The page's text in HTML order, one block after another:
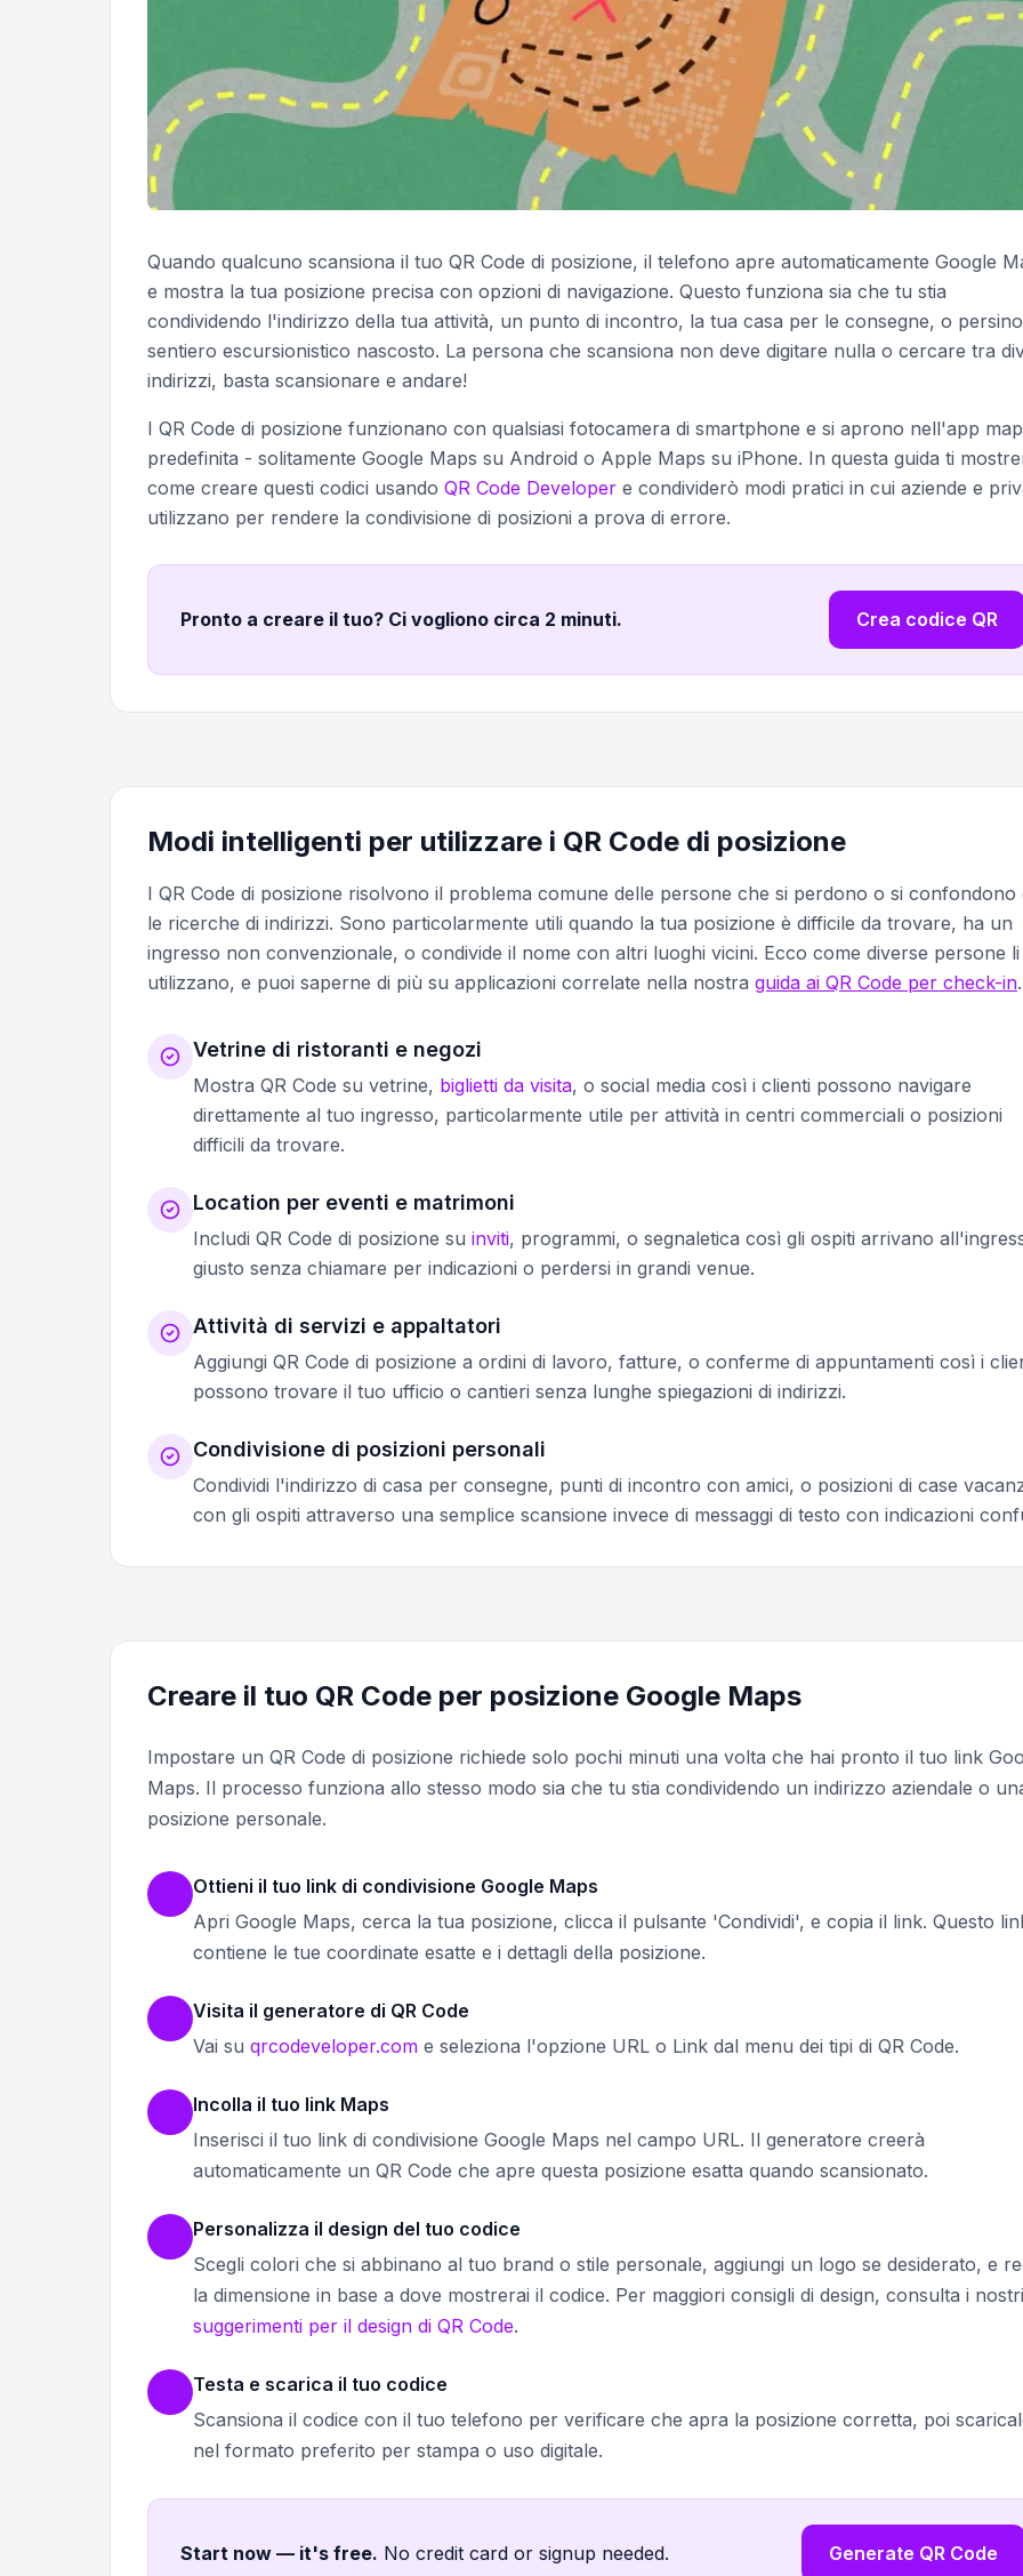
Quando qualcuno scansiona il tuo QR Code di posizione, il telefono apre automaticamente Google
e mostra la tua posizione precisa con opzioni di navigazione. Questo funziona sia che tu stia
condividendo l'indirizzo della tua attività, un punto di incontro, la tua casa per le consegne, o
sentiero escursionistico nascosto. La persona che scansiona non deve digitare nulla o cercare tra
indirizzi, basta scansionare e andare!
I QR Code di posizione funzionano con qualsiasi fotocamera di smartphone e si aprono nell'app
predefinita - solitamente Google Maps su Android o Apple Maps su iPhone. In questa guida ti
come creare questi codici usando QR Code Developer e condividerò modi pratici in cui aziende e
utilizzano per rendere la condivisione di posizioni a prova di errore.
Pronto a creare il tuo? Ci vogliono circa 2 minuti. Crea codice QR
Modi intelligenti per utilizzare i QR Code di posizione
I QR Code di posizione risolvono il problema comune delle persone che si perdono o si confondono
le ricerche di indirizzi. Sono particolarmente utili quando la tua posizione è difficile da trovare, ha un
ingresso non convenzionale, o condivide il nome con altri luoghi vicini. Ecco come diverse persone li
utilizzano, e puoi saperne di più su applicazioni correlate nella nostra guida ai QR Code per check-in.
Vetrine di ristoranti e negozi
Mostra QR Code su vetrine, biglietti da visita, o social media così i clienti possono navigare
direttamente al tuo ingresso, particolarmente utile per attività in centri commerciali o posizioni
difficili da trovare.
Location per eventi e matrimoni
Includi QR Code di posizione su inviti, programmi, o segnaletica così gli ospiti arrivano
giusto senza chiamare per indicazioni o perdersi in grandi venue.
Attività di servizi e appaltatori
Aggiungi QR Code di posizione a ordini di lavoro, fatture, o conferme di appuntamenti così i
possono trovare il tuo ufficio o cantieri senza lunghe spiegazioni di indirizzi.
Condivisione di posizioni personali
Condividi l'indirizzo di casa per consegne, punti di incontro con amici, o posizioni di case
con gli ospiti attraverso una semplice scansione invece di messaggi di testo con indicazioni
Creare il tuo QR Code per posizione Google Maps
Impostare un QR Code di posizione richiede solo pochi minuti una volta che hai pronto il tuo link
Maps. Il processo funziona allo stesso modo sia che tu stia condividendo un indirizzo aziendale o
posizione personale.
Ottieni il tuo link di condivisione Google Maps
Apri Google Maps, cerca la tua posizione, clicca il pulsante 'Condividi', e copia il link. Questo
contiene le tue coordinate esatte e i dettagli della posizione.
Visita il generatore di QR Code
Vai su qrcodeveloper.com e seleziona l'opzione URL o Link dal menu dei tipi di QR Code.
Incolla il tuo link Maps
Inserisci il tuo link di condivisione Google Maps nel campo URL. Il generatore creerà
automaticamente un QR Code che apre questa posizione esatta quando scansionato.
Personalizza il design del tuo codice
Scegli colori che si abbinano al tuo brand o stile personale, aggiungi un logo se desiderato, e
la dimensione in base a dove mostrerai il codice. Per maggiori consigli di design, consulta i nostri
suggerimenti per il design di QR Code.
Testa e scarica il tuo codice
Scansiona il codice con il tuo telefono per verificare che apra la posizione corretta, poi
nel formato preferito per stampa o uso digitale.
Start now — it's free. No credit card or signup needed. Generate QR Code